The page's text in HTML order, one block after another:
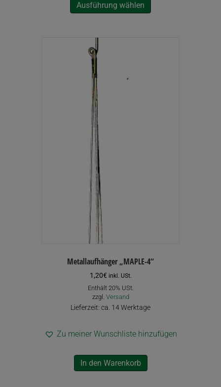
Ausführung wählen
Metallaufhänger „MAPLE-4“
1,20€ inkl. USt.
Enthält 20% USt.
zzgl. Versand
Lieferzeit: ca. 14 Werktage
Zu meiner Wunschliste hinzufügen
In den Warenkorb